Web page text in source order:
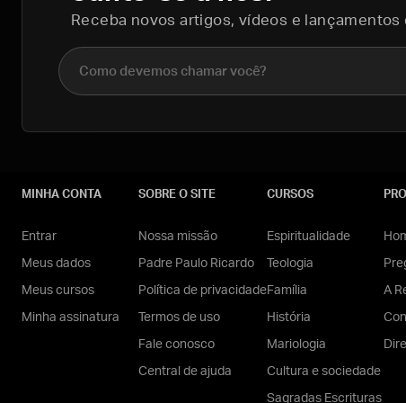
Receba novos artigos, vídeos e
Nome completo
MINHA CONTA
Entrar
Meus dados
Meus cursos
Minha assinatura
SOBRE O SITE
Nossa missão
Padre Paulo Ricardo
Política de privacidade
Termos de uso
Fale conosco
Central de ajuda
CURSOS
Espiritualidade
Teologia
Família
História
Mariologia
Cultura e sociedade
Sagradas Escrituras
A